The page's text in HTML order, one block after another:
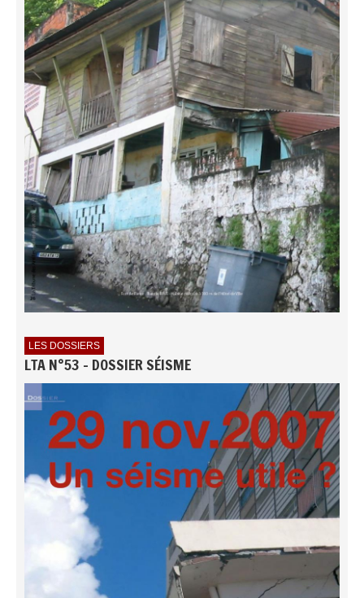
LES DOSSIERS
LTA N°53 - DOSSIER SÉISME